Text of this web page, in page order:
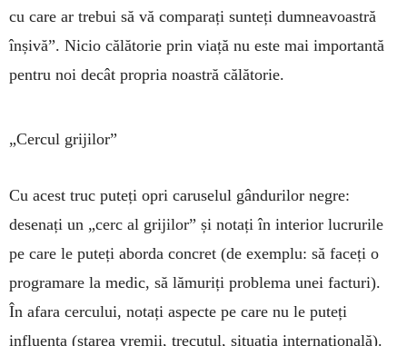
cu care ar trebui să vă comparați sunteți dumneavoastră
înșivă”. Nicio călătorie prin viață nu este mai importantă
pentru noi decât propria noastră călătorie.
„Cercul grijilor”
Cu acest truc puteți opri caruselul gândurilor negre:
desenați un „cerc al grijilor” și notați în interior lucrurile
pe care le puteți aborda concret (de exemplu: să faceți o
programare la medic, să lămuriți problema unei facturi).
În afara cercului, notați aspecte pe care nu le puteți
influența (starea vremii, trecutul, situația internațională).